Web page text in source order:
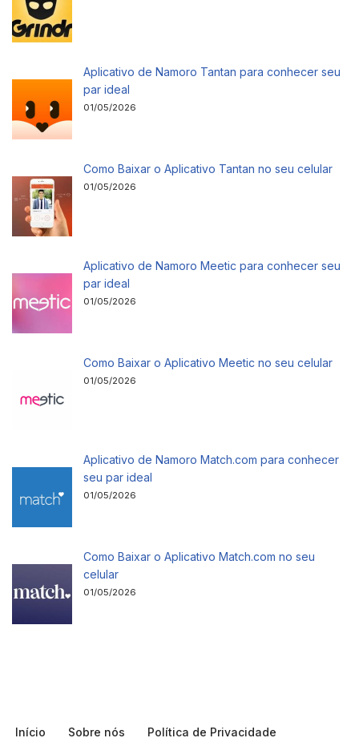
Aplicativo de Namoro Tantan para conhecer seu
par ideal
01/05/2026
Como Baixar o Aplicativo Tantan no seu celular
01/05/2026
Aplicativo de Namoro Meetic para conhecer seu
par ideal
01/05/2026
Como Baixar o Aplicativo Meetic no seu celular
01/05/2026
Aplicativo de Namoro Match.com para conhecer
seu par ideal
01/05/2026
Como Baixar o Aplicativo Match.com no seu
celular
01/05/2026
Início Sobre nós
Política de Privacidade